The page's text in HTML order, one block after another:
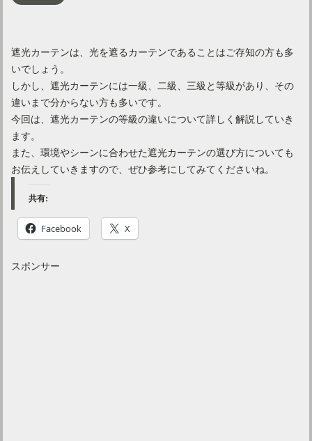
遮光カーテンは、光を遮るカーテンであることはご存知の方も多
いでしょう。
しかし、遮光カーテンには一級、二級、三級と等級があり、その
違いまで分からない方も多いです。
今回は、遮光カーテンの等級の違いについて詳しく解説していき
ます。
また、環境やシーンに合わせた遮光カーテンの選び方についても
お伝えしていきますので、ぜひ参考にしてみてくださいね。
共有:
Facebook X
スポンサー